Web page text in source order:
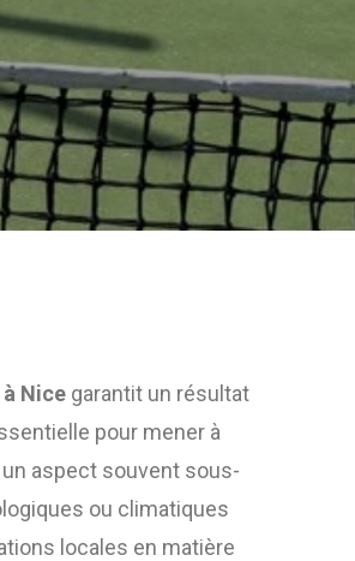
Nice garantit un résultat
pour mener à
aspect souvent sous-
ou climatiques
locales en matière